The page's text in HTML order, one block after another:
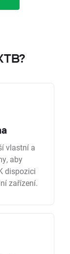
vlastní a
aby
dispozici
zařízení.